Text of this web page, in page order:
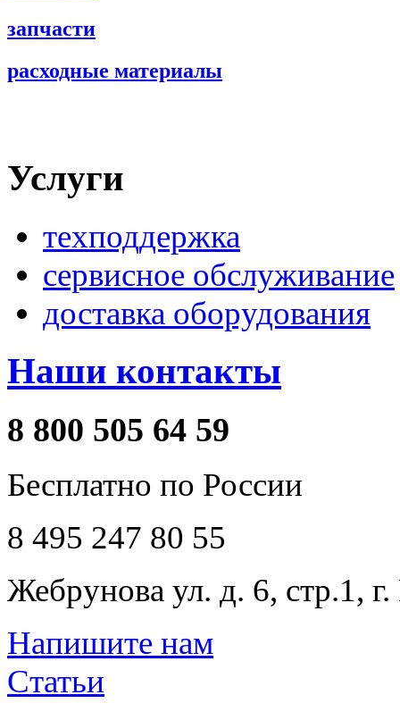
запчасти
расходные материалы
Услуги
техподдержка
сервисное обслуживание
доставка оборудования
Наши контакты
8 800 505 64 59
Бесплатно по России
8 495 247 80 55
Жебрунова ул. д. 6, стр.1,
Напишите нам
Статьи